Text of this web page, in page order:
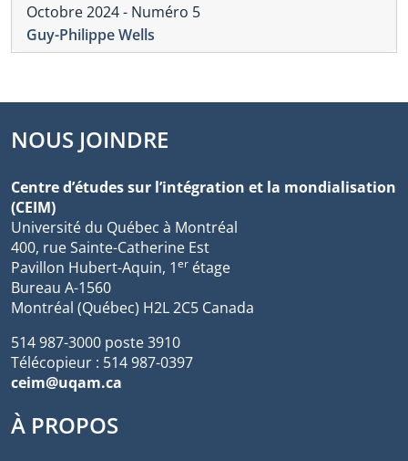
Octobre 2024 - Numéro 5
Guy-Philippe Wells
NOUS JOINDRE
Centre d’études sur l’intégration et la mondialisation
(CEIM)
Université du Québec à Montréal
400, rue Sainte-Catherine Est
Pavillon Hubert-Aquin, 1er étage
Bureau A-1560
Montréal (Québec) H2L 2C5 Canada
514 987-3000 poste 3910
Télécopieur : 514 987-0397
ceim@uqam.ca
À PROPOS